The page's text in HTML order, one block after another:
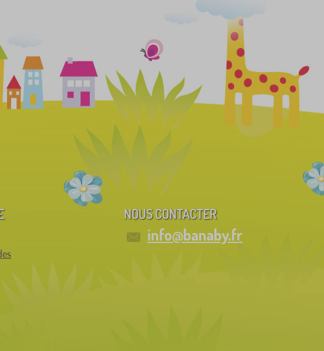
NOUS CONTACTER
info@banaby.fr